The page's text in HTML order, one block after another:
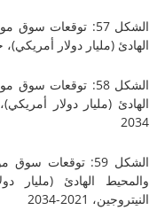
الشكل 57: توقعات سوق مولدات
دولار أمريكي)، حسب الإنتاج في
الشكل 58: توقعات سوق مولدات
الشكل 59: توقعات سوق مولدات
الهادئ (مليار دولار
2034